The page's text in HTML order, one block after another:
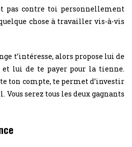
pas contre toi personnellement
chose à travailler vis-à-vis
t’intéresse, alors propose lui de
et lui de te payer pour la tienne.
ton compte, te permet d’investir
Vous serez tous les deux gagnants